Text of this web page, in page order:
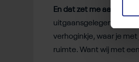
En dat zet me aan het
uitgaansgelegenheden.
verhoginkje, waar je
ruimte. Want wij met